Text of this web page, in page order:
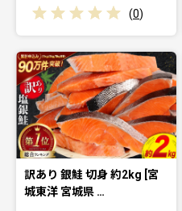
(0)
訳あり 銀鮭 切身 約2kg [宮
城東洋 宮城県 …